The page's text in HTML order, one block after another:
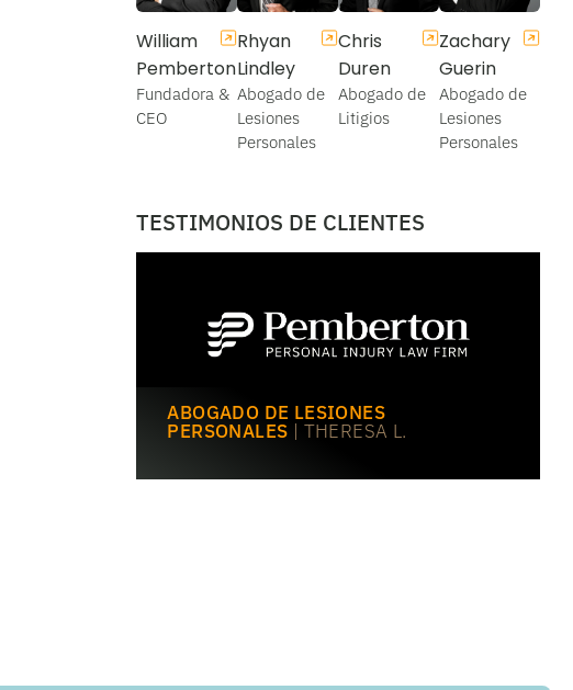
William
Pemberton
Fundadora &
CEO
Rhyan
Lindley
Abogado de
Lesiones
Personales
Chris
Duren
Abogado de
Litigios
Zachary
Guerin
Abogado de
Lesiones
Personales
TESTIMONIOS DE CLIENTES
ABOGADO DE LESIONES
PERSONALES | THERESA L.